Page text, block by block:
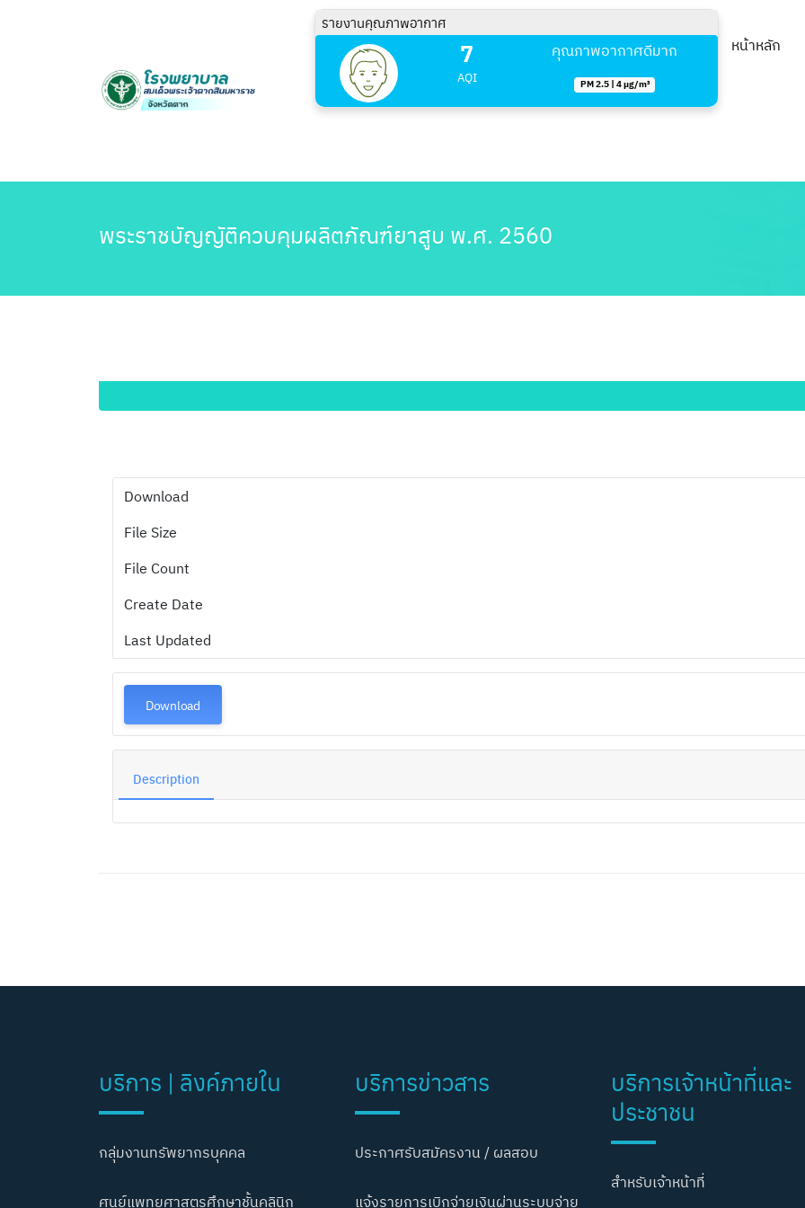
รายงานคุณภาพอากาศ
7
AQI
คุณภาพอากาศดีมาก
PM 2.5 | 4 µg/m³
หน้าหลัก
พระราชบัญญัติควบคุมผลิตภัณฑ์ยาสูบ พ.ศ. 2560
Download
File Size
File Count
Create Date
Last Updated
Download
Description
บริการ | ลิงค์ภายใน
กลุ่มงานทรัพยากรบุคคล
ศูนย์แพทยศาสตรศึกษาชั้นคลินิก
บริการข่าวสาร
ประกาศรับสมัครงาน / ผลสอบ
แจ้งรายการเบิกจ่ายเงินผ่านระบบจ่าย
บริการเจ้าหน้าที่และ
ประชาชน
สำหรับเจ้าหน้าที่